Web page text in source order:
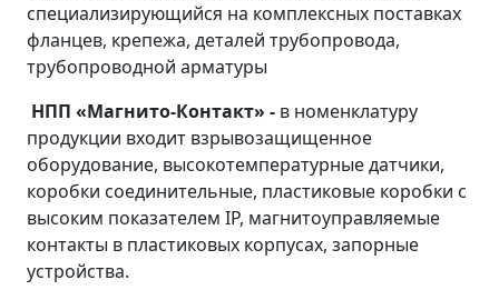
специализирующийся на комплексных поставках
фланцев, крепежа, деталей трубопровода,
трубопроводной арматуры
НПП «Магнито-Контакт» - в номенклатуру
продукции входит взрывозащищенное
оборудование, высокотемпературные датчики,
коробки соединительные, пластиковые коробки с
высоким показателем IP, магнитоуправляемые
контакты в пластиковых корпусах, запорные
устройства.